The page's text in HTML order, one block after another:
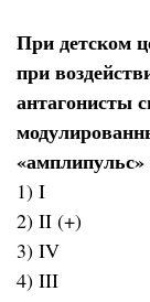
При детском
при
антагонисты
1) I
2) II (+)
3) IV
4) III